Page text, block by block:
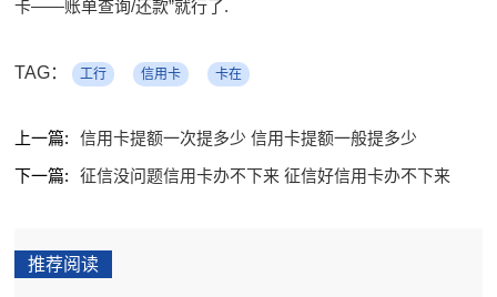
卡——账单查询/还款”就行了.
TAG： 工行 信用卡 卡在
上一篇:
信用卡提额一次提多少 信用卡提额一般提多少
下一篇:
征信没问题信用卡办不下来 征信好信用卡办不下来
推荐阅读